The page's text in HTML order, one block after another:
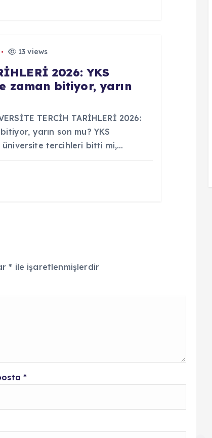
13 views
2026: YKS
zaman bitiyor, yarın
TERCİH TARİHLERİ 2026:
yarın son mu? YKS
üniversite tercihleri bitti mi,…
* ile işaretlenmişlerdir
*